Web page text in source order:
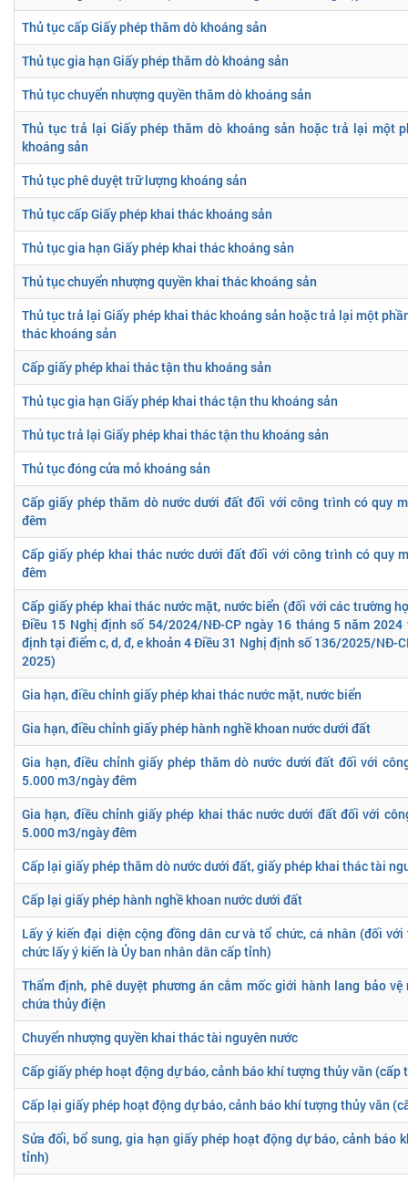
Thủ tục cấp Giấy phép thăm dò khoáng sản
Thủ tục gia hạn Giấy phép thăm dò khoáng sản
Thủ tục chuyển nhượng quyền thăm dò khoáng sản
Thủ tục trả lại Giấy phép thăm dò khoáng sản hoặc trả lại một
khoáng sản
Thủ tục phê duyệt trữ lượng khoáng sản
Thủ tục cấp Giấy phép khai thác khoáng sản
Thủ tục gia hạn Giấy phép khai thác khoáng sản
Thủ tục chuyển nhượng quyền khai thác khoáng sản
Thủ tục trả lại Giấy phép khai thác khoáng sản hoặc trả lại một
thác khoáng sản
Cấp giấy phép khai thác tận thu khoáng sản
Thủ tục gia hạn Giấy phép khai thác tận thu khoáng sản
Thủ tục trả lại Giấy phép khai thác tận thu khoáng sản
Thủ tục đóng cửa mỏ khoáng sản
Cấp giấy phép thăm dò nước dưới đất đối với công trình có quy
đêm
Cấp giấy phép khai thác nước dưới đất đối với công trình có quy
đêm
Cấp giấy phép khai thác nước mặt, nước biển (đối với các trường
Điều 15 Nghị định số 54/2024/NĐ-CP ngày 16 tháng 5 năm
định tại điểm c, d, đ, e khoản 4 Điều 31 Nghị định số 136/2025/NĐ-
2025)
Gia hạn, điều chỉnh giấy phép khai thác nước mặt, nước biển
Gia hạn, điều chỉnh giấy phép hành nghề khoan nước dưới đất
Gia hạn, điều chỉnh giấy phép thăm dò nước dưới đất đối với
5.000 m3/ngày đêm
Gia hạn, điều chỉnh giấy phép khai thác nước dưới đất đối với
5.000 m3/ngày đêm
Cấp lại giấy phép thăm dò nước dưới đất, giấy phép khai thác tài
Cấp lại giấy phép hành nghề khoan nước dưới đất
Lấy ý kiến đại diện cộng đồng dân cư và tổ chức, cá nhân (đối
chức lấy ý kiến là Ủy ban nhân dân cấp tỉnh)
Thẩm định, phê duyệt phương án cắm mốc giới hành lang bảo
chứa thủy điện
Chuyển nhượng quyền khai thác tài nguyên nước
Cấp giấy phép hoạt động dự báo, cảnh báo khí tượng thủy văn (cấp
Cấp lại giấy phép hoạt động dự báo, cảnh báo khí tượng thủy văn
Sửa đổi, bổ sung, gia hạn giấy phép hoạt động dự báo, cảnh báo
tỉnh)